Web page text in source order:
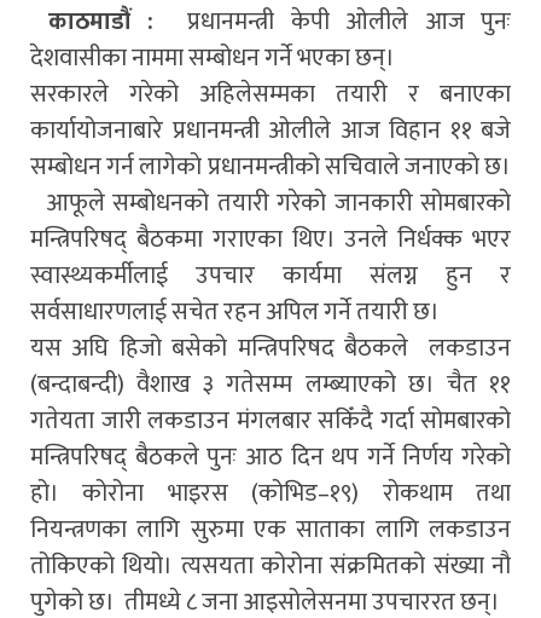
काठमाडौं :
प्रधानमन्त्री केपी ओलीले आज पुनः
देशवासीका नाममा सम्बोधन गर्ने भएका छन्।
सरकारले गरेको अहिलेसम्मका तयारी र बनाएका
कार्यायोजनाबारे प्रधानमन्त्री ओलीले आज विहान ११ बजे
सम्बोधन गर्न लागेकाे प्रधानमन्त्रीको सचिवाले जनाएकाे छ।
आफूले सम्बोधनको तयारी गरेको जानकारी सोमबारको
मन्त्रिपरिषद् बैठकमा गराएका थिए। उनले निर्धक्क भएर
स्वास्थ्यकर्मीलाई उपचार कार्यमा संलग्न हुन र
सर्वसाधारणलाई सचेत रहन अपिल गर्ने तयारी छ।
यस अघि हिजो बसेको मन्त्रिपरिषद बैठकले लकडाउन
(बन्दाबन्दी) वैशाख ३ गतेसम्म लम्ब्याएको छ। चैत ११
गतेयता जारी लकडाउन मंगलबार सकिँदै गर्दा सोमबारको
मन्त्रिपरिषद् बैठकले पुनः आठ दिन थप गर्ने निर्णय गरेको
हो। कोरोना भाइरस (कोभिड–१९) रोकथाम तथा
नियन्त्रणका लागि सुरुमा एक साताका लागि लकडाउन
तोकिएको थियो। त्यसयता कोरोना संक्रमितको संख्या नौ
पुगेको छ। तीमध्ये ८ जना आइसोलेसनमा उपचाररत छन्।